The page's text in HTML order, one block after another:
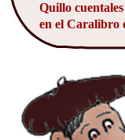
Quillo
en el